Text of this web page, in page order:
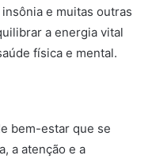
e muitas outras
a energia vital
física e mental.
bem-estar que se
a atenção e a